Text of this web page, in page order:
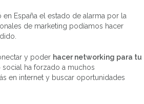
España el estado de alarma por la
de marketing podíamos hacer
y poder hacer networking para tu
social ha forzado a muchos
en internet y buscar oportunidades
Eventos Realizados
aplicada al
marketing y
behavioral science